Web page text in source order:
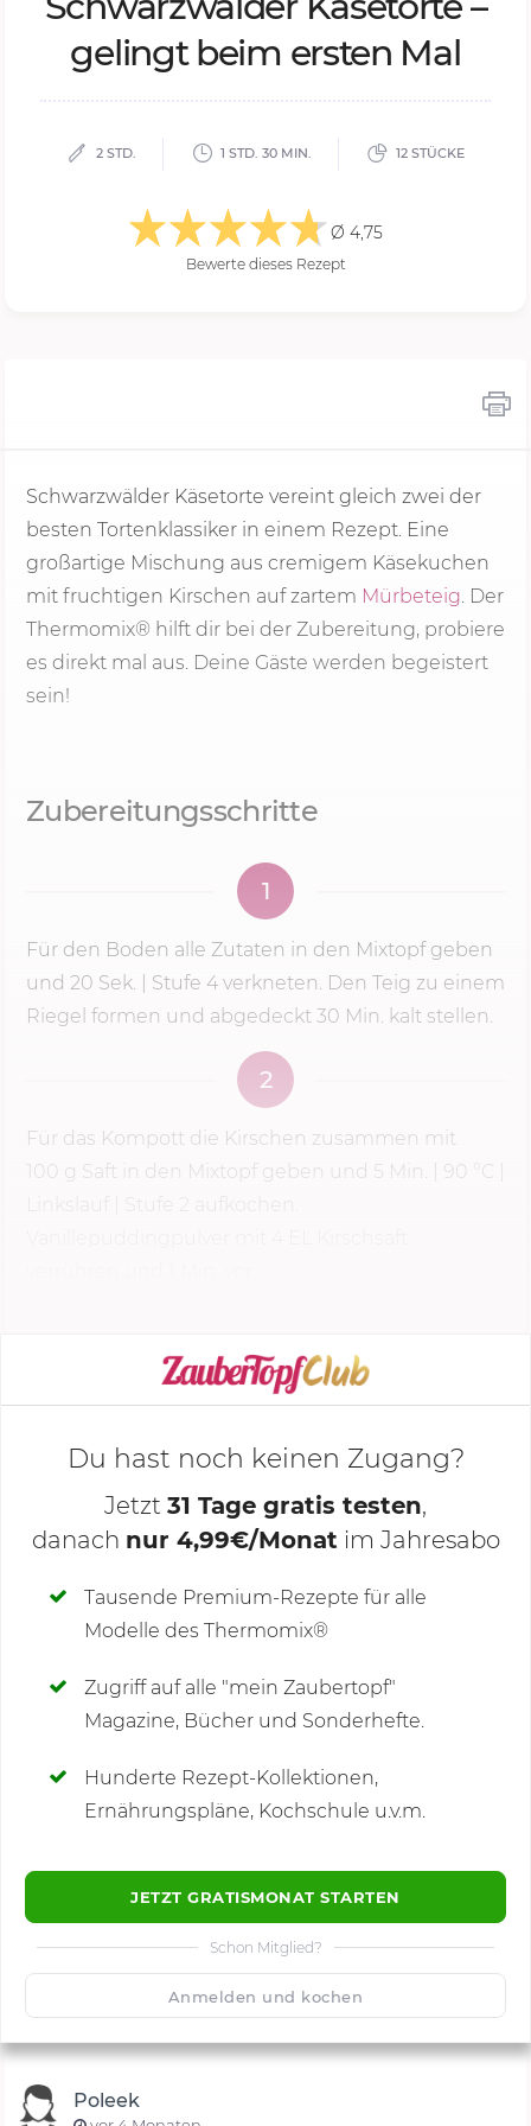
ge­lingt beim ers­ten Mal
2 STD. 1 STD. 30 MIN. 12 STÜCKE
Ø 4,75
Bewerte dieses Rezept
Schwarzwälder Käsetorte vereint gleich zwei der
besten Tortenklassiker in einem Rezept. Eine
großartige Mischung aus cremigem Käsekuchen
mit fruchtigen Kirschen auf zartem Mürbeteig. Der
Thermomix® hilft dir bei der Zubereitung, probiere
es direkt mal aus. Deine Gäste werden begeistert
sein!
Zubereitungsschritte
1
Für den Boden alle Zutaten in den Mixtopf geben
und 20 Sek. Stufe 4 verkneten. Den Teig zu einem
Riegel formen und abgedeckt 30 Min. kalt stellen.
2
Für das Kompott die Kirschen zusammen mit
100 g Saft in den Mixtopf geben und 5 Min. 90 °C
KOCHMODUS STARTEN
Deine Notizen
Du hast noch keinen Zugang?
Jetzt 31 Tage gratis testen,
danach nur 4,99€/Monat im Jahresabo
Tausende Premium-Rezepte für alle
Modelle des Thermomix®
Zugriff auf alle "mein Zaubertopf"
Magazine, Bücher und Sonderhefte.
Hunderte Rezept-Kollektionen,
Ernährungspläne, Kochschule u.v.m.
JETZT GRATISMONAT STARTEN
Schon Mitglied?
Anmelden und kochen
Kommentare(11)
🙂 1500 Speichern
Poleek